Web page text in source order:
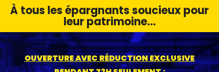
À tous les épargnants soucieux pour
leur patrimoine...
OUVERTURE AVEC RÉDUCTION EXCLUSIVE